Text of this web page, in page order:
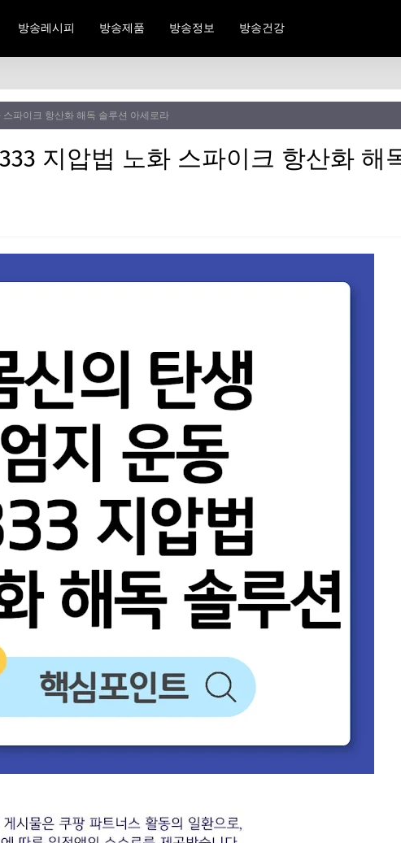
방송레시피 방송제품 방송정보 방송건강
파이크 항산화 해독 솔루션 아세로라
지압법 노화 스파이크 항산화 해